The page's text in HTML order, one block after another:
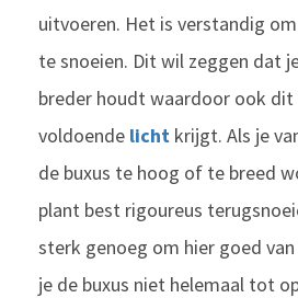
uitvoeren. Het is verstandig
te snoeien. Dit wil zeggen dat
breder houdt waardoor ook dit
voldoende licht krijgt. Als je
de buxus te hoog of te breed
plant best rigoureus
sterk genoeg om hier goed
je de buxus niet helemaal tot